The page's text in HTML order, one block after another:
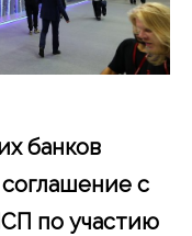
банков
с
по участию